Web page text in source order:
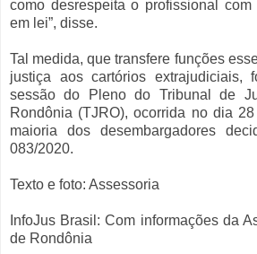
como desrespeita o profissional
em lei”, disse.
Tal medida, que transfere funções
justiça aos cartórios extrajudiciais,
sessão do Pleno do Tribunal de
Rondônia (TJRO), ocorrida no dia
maioria dos desembargadores
083/2020.
Texto e foto: Assessoria
InfoJus Brasil: Com informações da
de Rondônia